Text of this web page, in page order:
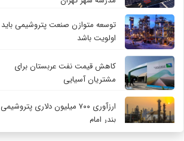
توسعه متوازن صنعت پتروشیمی باید
اولویت باشد
کاهش قیمت نفت عربستان برای
مشتریان آسیایی
ارزآوری ۷۰۰ میلیون دلاری پتروشیمی
بندر امام